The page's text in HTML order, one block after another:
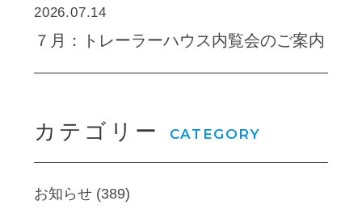
2026.07.14
７月：トレーラーハウス内覧会のご案内
カテゴリー CATEGORY
お知らせ (389)